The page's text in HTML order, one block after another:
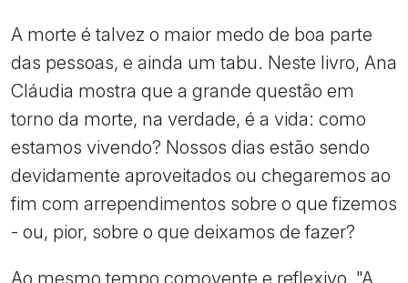
A morte é talvez o maior medo de boa parte
das pessoas, e ainda um tabu. Neste livro, Ana
Cláudia mostra que a grande questão em
torno da morte, na verdade, é a vida: como
estamos vivendo? Nossos dias estão sendo
devidamente aproveitados ou chegaremos ao
fim com arrependimentos sobre o que fizemos
- ou, pior, sobre o que deixamos de fazer?
Ao mesmo tempo comovente e reflexivo, "A